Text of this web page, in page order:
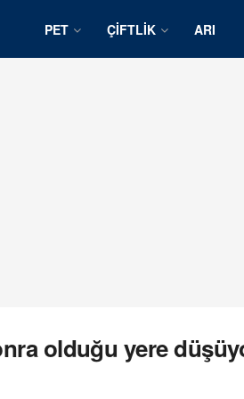
PET ÇIFTLIK ARI
olduğu yere